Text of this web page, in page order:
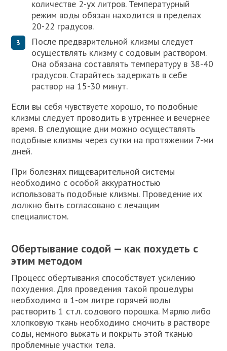
количестве 2-ух литров. Температурный
режим воды обязан находится в пределах
20-22 градусов.
После предварительной клизмы следует
осуществлять клизму с содовым раствором.
Она обязана составлять температуру в 38-40
градусов. Старайтесь задержать в себе
раствор на 15-30 минут.
Если вы себя чувствуете хорошо, то подобные
клизмы следует проводить в утреннее и вечернее
время. В следующие дни можно осуществлять
подобные клизмы через сутки на протяжении 7-ми
дней.
При болезнях пищеварительной системы
необходимо с особой аккуратностью
использовать подобные клизмы. Проведение их
должно быть согласовано с лечащим
специалистом.
Обертывание содой — как похудеть с
этим методом
Процесс обертывания способствует усилению
похудения. Для проведения такой процедуры
необходимо в 1-ом литре горячей воды
растворить 1 ст.л. содового порошка. Марлю либо
хлопковую ткань необходимо смочить в растворе
соды, немного выжать и покрыть этой тканью
проблемные участки тела.